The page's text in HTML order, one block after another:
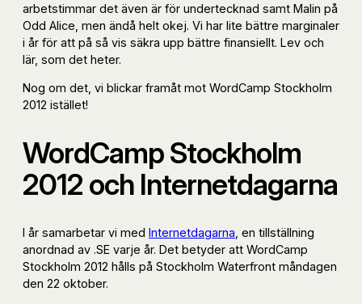
arbetstimmar det även är för undertecknad samt Malin på
Odd Alice, men ändå helt okej. Vi har lite bättre marginaler
i år för att på så vis säkra upp bättre finansiellt. Lev och
lär, som det heter.
Nog om det, vi blickar framåt mot WordCamp Stockholm
2012 istället!
WordCamp Stockholm
2012 och Internetdagarna
I år samarbetar vi med Internetdagarna , en tillställning
anordnad av .SE varje år. Det betyder att WordCamp
Stockholm 2012 hålls på Stockholm Waterfront måndagen
den 22 oktober.